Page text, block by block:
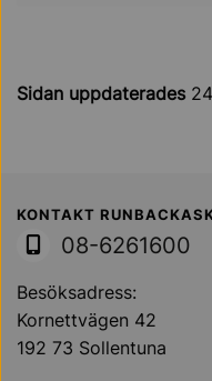
Sidan uppdaterades
Sollentuna
KONTAKT
08-6261600
Besöksadress:
Kornettvägen 42
192 73 Sollentuna